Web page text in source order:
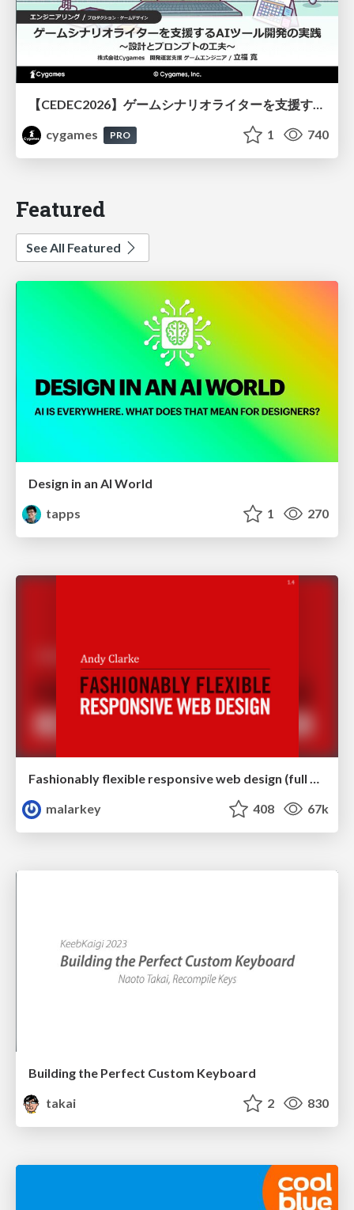
【CEDEC2026】ゲームシナリオライターを支援するAIツール開発の実践 ― 設計とプロンプトの工夫 ―
cygames
PRO 1 740
Featured
See All Featured
Design in an AI World
tapps
1 270
Fashionably flexible responsive web design (full day workshop)
malarkey
408 67k
Building the Perfect Custom Keyboard
takai
2 830